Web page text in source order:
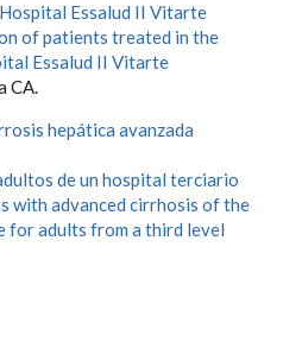
Essalud II Vitarte
of patients treated in the
Essalud II Vitarte
CA.
hepática avanzada
de un hospital terciario
with advanced cirrhosis of the
for adults from a third level